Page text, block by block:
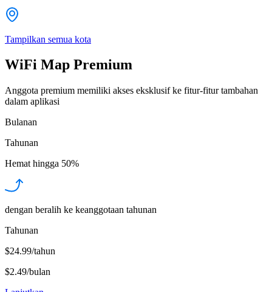
Tampilkan semua kota
WiFi Map Premium
Anggota premium memiliki akses eksklusif ke fitur-fitur tambahan
dalam aplikasi
Bulanan
Tahunan
Hemat hingga 50%
dengan beralih ke keanggotaan tahunan
Tahunan
$24.99/tahun
$2.49/bulan